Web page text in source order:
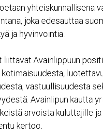
yhteiskunnallisena
joka edesauttaa
ja hyvinvointia.
liittävät Avainlippuun
vastuullisuudesta
Avainlipun kautta
arvoista kuluttajille ja
kertoo.